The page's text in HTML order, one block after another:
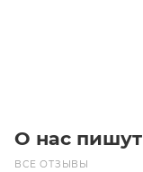
О нас пишут
ВСЕ ОТЗЫВЫ